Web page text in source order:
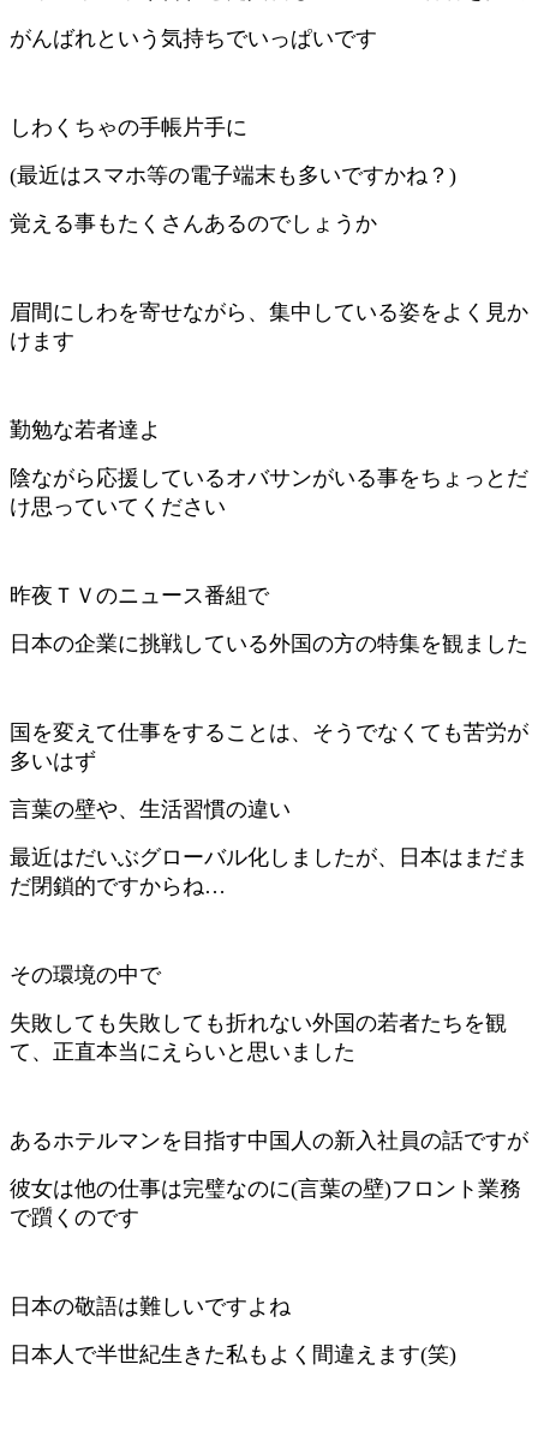
がんばれという気持ちでいっぱいです
しわくちゃの手帳片手に
(最近はスマホ等の電子端末も多いですかね？)
覚える事もたくさんあるのでしょうか
眉間にしわを寄せながら、集中している姿をよく見か
けます
勤勉な若者達よ
陰ながら応援しているオバサンがいる事をちょっとだ
け思っていてください
昨夜ＴＶのニュース番組で
日本の企業に挑戦している外国の方の特集を観ました
国を変えて仕事をすることは、そうでなくても苦労が
多いはず
言葉の壁や、生活習慣の違い
最近はだいぶグローバル化しましたが、日本はまだま
だ閉鎖的ですからね…
その環境の中で
失敗しても失敗しても折れない外国の若者たちを観
て、正直本当にえらいと思いました
あるホテルマンを目指す中国人の新入社員の話ですが
彼女は他の仕事は完璧なのに(言葉の壁)フロント業務
で躓くのです
日本の敬語は難しいですよね
日本人で半世紀生きた私もよく間違えます(笑)